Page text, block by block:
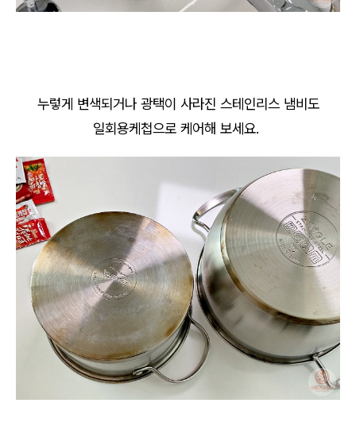
누렇게 변색되거나 광택이 사라진 스테인리스 냄비도
일회용케첩으로 케어해 보세요.